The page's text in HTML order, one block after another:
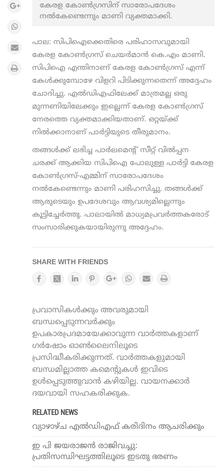
കേരള കോണ്‍ഗ്രസിന് സാരോപദേശം
നല്‍കേണ്ടെന്നും മാണി വ്യക്തമാക്കി.
പാല: സിപിഐക്കെതിരെ പരിഹാസവുമായി
കേരള കോൺഗ്രസ് ചെയർമാൻ കെ.എം മാണി.
സിപിഐ എന്തിനാണ് കേരള കോണ്‍ഗ്രസ് എന്ന്
കേള്‍ക്കുമ്പോഴേ വിളറി പിടിക്കുന്നതെന്ന് അദ്ദേഹം
ചോദിച്ചു. എല്‍ഡിഎഫിലേക്ക് മാത്രമല്ല ഒരു
മുന്നണിയിലേക്കും ഇല്ലെന്ന് കേരള കോണ്‍ഗ്രസ്
നേരത്തെ വ്യക്തമാക്കിയതാണ്. ഒറ്റയ്ക്ക്
നില്‍ക്കാനാണ് പാര്‍ട്ടിയുടെ തീരുമാനം.
തങ്ങള്‍ക്ക് ലഭിച്ച പാര്‍ലമെന്റ് സീറ്റ് വില്‍പ്പന
ചരക്ക് ആക്കിയ സിപിഐ പോലുള്ള പാര്‍ട്ടി കേരള
കോണ്‍ഗ്രസ്-എമ്മിന് സാരോപദേശം
നല്‍കേണ്ടെന്നും മാണി പരിഹസിച്ചു. തങ്ങള്‍ക്ക്
ആരുടെയും ഉപദേശവും ആവശ്യമില്ലെന്നും
കൂട്ടിച്ചേര്‍ത്തു. പാലായില്‍ മാധ്യമപ്രവര്‍ത്തകരോട്
സംസാരിക്കുകയായിരുന്നു അദ്ദേഹം.
SHARE WITH FRIENDS
പ്രവാസികൾക്കും അവരുമായി
ബന്ധപ്പെടുന്നവർക്കും
ഉപകാരപ്രദമായേക്കാവുന്ന വാർത്തകളാണ്
ഗർഷോം ഓൺലൈനിലൂടെ
പ്രസിദ്ധീകരിക്കുന്നത്. വാർത്തകളുമായി
ബന്ധമില്ലാത്ത കമെന്റുകൾ ഇവിടെ
ഉൾപ്പെടുത്തുവാൻ കഴിയില്ല. വായനക്കാർ
ദയവായി സഹകരിക്കുക.
RELATED NEWS
വ്യാഴാഴ്ച എല്‍ഡിഎഫ് കരിദിനം ആചരിക്കും
ഇ പി ജയരാജൻ രാജിവച്ചു:
പ്രതിസന്ധിഘട്ടത്തിലൂടെ ഇടതു ഭരണം